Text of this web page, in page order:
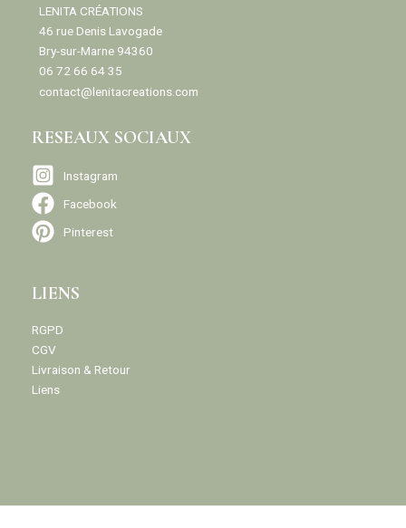
LENITA CRÉATIONS
46 rue Denis Lavogade
Bry-sur-Marne 94360
06 72 66 64 35
contact@lenitacreations.com
RESEAUX SOCIAUX
Instagram
Facebook
Pinterest
LIENS
RGPD
CGV
Livraison & Retour
Liens